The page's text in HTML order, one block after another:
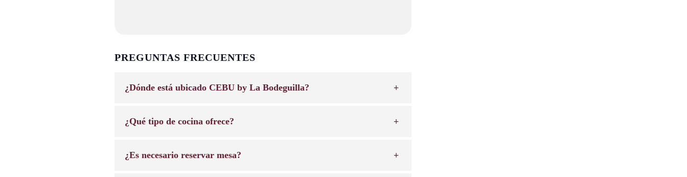
PREGUNTAS FRECUENTES
¿Dónde está ubicado CEBU by La Bodeguilla?
¿Qué tipo de cocina ofrece?
¿Es necesario reservar mesa?